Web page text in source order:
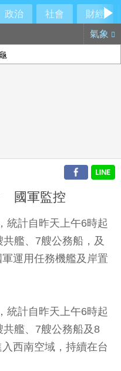
政治 社會
財經
氣象
國軍監控
統計自昨天上午6時起
艦、7艘公務船，及
運用任務機艦及岸置
統計自昨天上午6時起
艦、7艘公務船及8
西南空域，持續在台